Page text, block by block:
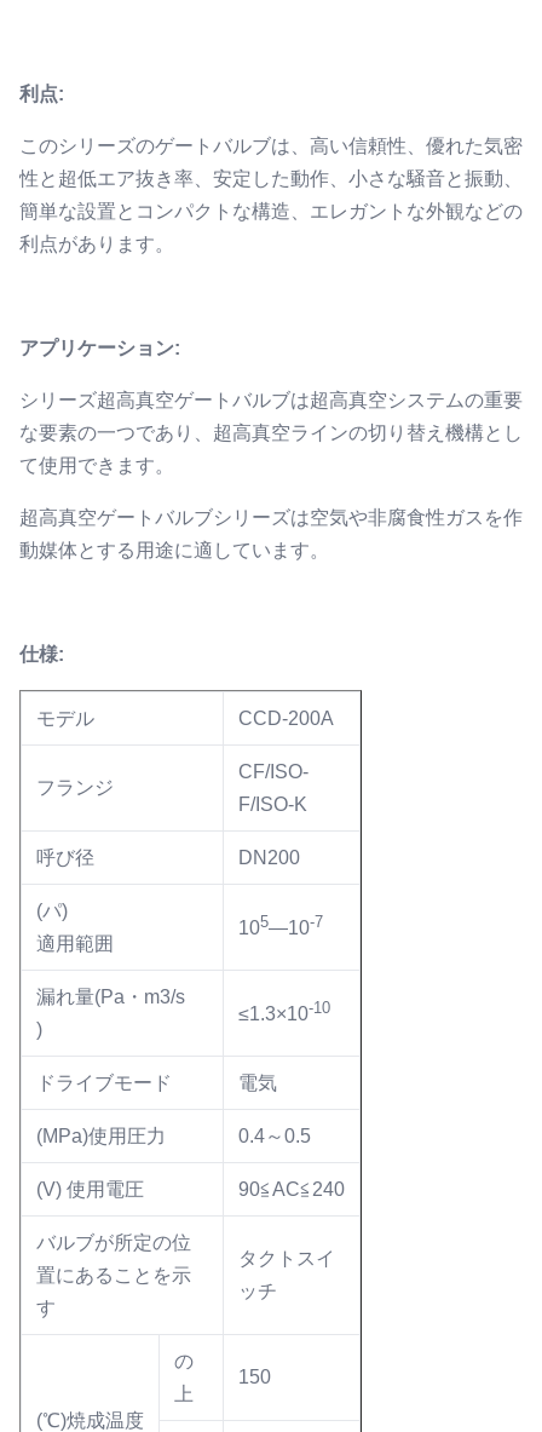
利点:
このシリーズのゲートバルブは、高い信頼性、優れた気密
性と超低エア抜き率、安定した動作、小さな騒音と振動、
簡単な設置とコンパクトな構造、エレガントな外観などの
利点があります。
アプリケーション:
シリーズ超高真空ゲートバルブは超高真空システムの重要
な要素の一つであり、超高真空ラインの切り替え機構とし
て使用できます。
超高真空ゲートバルブシリーズは空気や非腐食性ガスを作
動媒体とする用途に適しています。
仕様:
モデル CCD-200A
フランジ
CF/ISO-
F/ISO-K
呼び径 DN200
(パ)
適用範囲
105—10-7
漏れ量(Pa・m3/s
)
≤1.3×10-10
ドライブモード 電気
(MPa)使用圧力 0.4～0.5
(V) 使用電圧 90≦AC≦240
バルブが所定の位
置にあることを示
す
タクトスイ
ッチ
(℃)焼成温度
の
上
150